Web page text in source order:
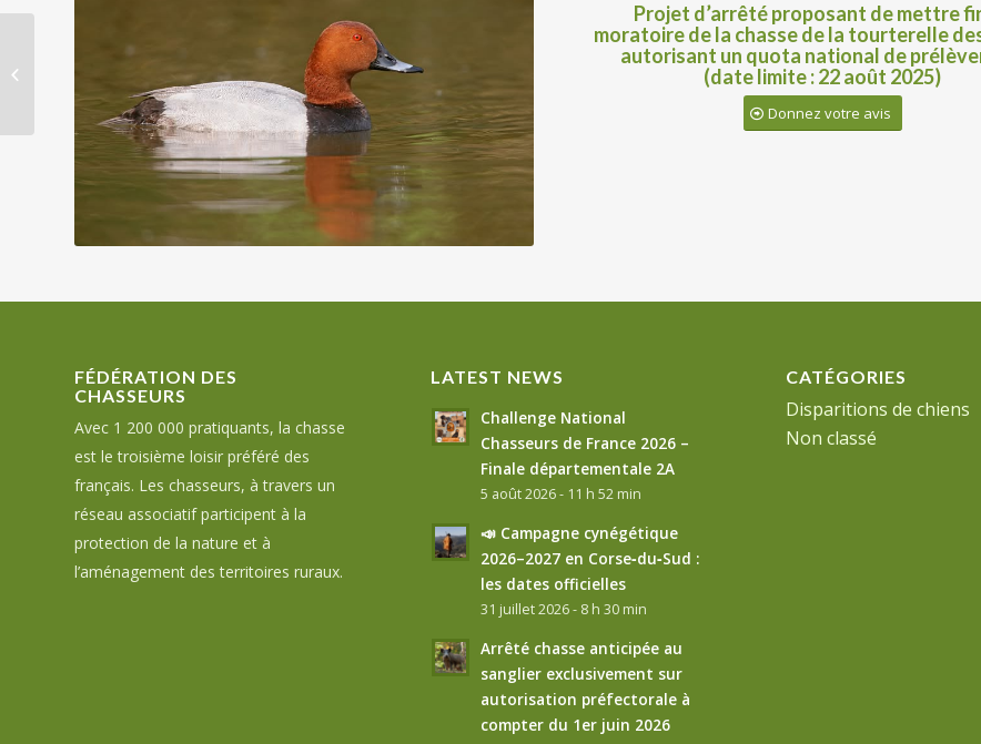
Projet d’arrêté proposant de mettre
moratoire de la chasse de la tourterelle
autorisant un quota national de
(date limite : 22 août 2025)
Donnez votre avis
FÉDÉRATION DES
CHASSEURS
Avec 1 200 000 pratiquants, la chasse
est le troisième loisir préféré des
français. Les chasseurs, à travers un
réseau associatif participent à la
protection de la nature et à
l’aménagement des territoires ruraux.
LATEST NEWS
Challenge National
Chasseurs de France 2026 –
Finale départementale 2A
5 août 2026 - 11 h 52 min
📣 Campagne cynégétique
2026–2027 en Corse‑du‑Sud :
les dates officielles
31 juillet 2026 - 8 h 30 min
Arrêté chasse anticipée au
sanglier exclusivement sur
autorisation préfectorale à
compter du 1er juin 2026
CATÉGORIES
Disparitions de chiens
Non classé
France : finale 2A – 11
octobre 2...